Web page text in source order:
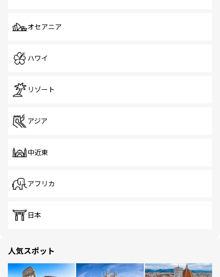
オセアニア
ハワイ
リゾート
アジア
中近東
アフリカ
日本
人気スポット